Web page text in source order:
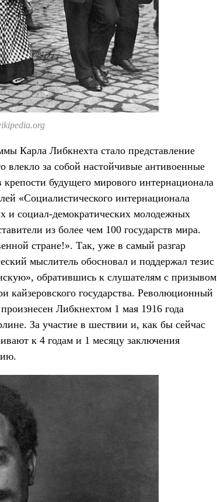
Карла Либкнехта стало представление
влекло за собой настойчивые антивоенные
будущего мирового интернационала
«Социалистического интернационала
и социал-демократических молодежных
из более чем 100 государств мира.
стране!». Так, уже в самый разгар
мыслитель обосновал и поддержал тезис
обратившись к слушателям с призывом
кайзеровского государства. Революционный
Либкнехтом 1 мая 1916 года
За участие в шествии и, как бы сейчас
к 4 годам и 1 месяцу заключения